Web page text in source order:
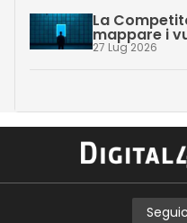
La
mappare i
27 Lug 2026